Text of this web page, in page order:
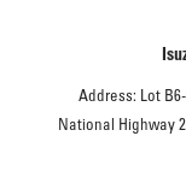
Address: Lot
National Highway